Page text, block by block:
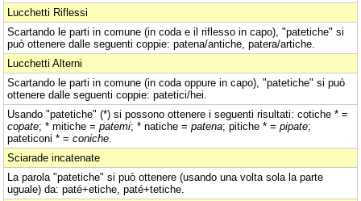
Lucchetti Riflessi
Scartando le parti in comune (in coda e il riflesso in capo), "patetiche" si
può ottenere dalle seguenti coppie: patena/antiche, patera/artiche.
Lucchetti Alterni
Scartando le parti in comune (in coda oppure in capo), "patetiche" si può
ottenere dalle seguenti coppie: patetici/hei.
Usando "patetiche" (*) si possono ottenere i seguenti risultati: cotiche * =
copate; * mitiche = patemi; * natiche = patena; pitiche * = pipate;
pateticoni * = coniche
Sciarade incatenate
La parola "patetiche" si può ottenere (usando una volta sola la parte
uguale) da: paté+etiche, paté+tetiche.